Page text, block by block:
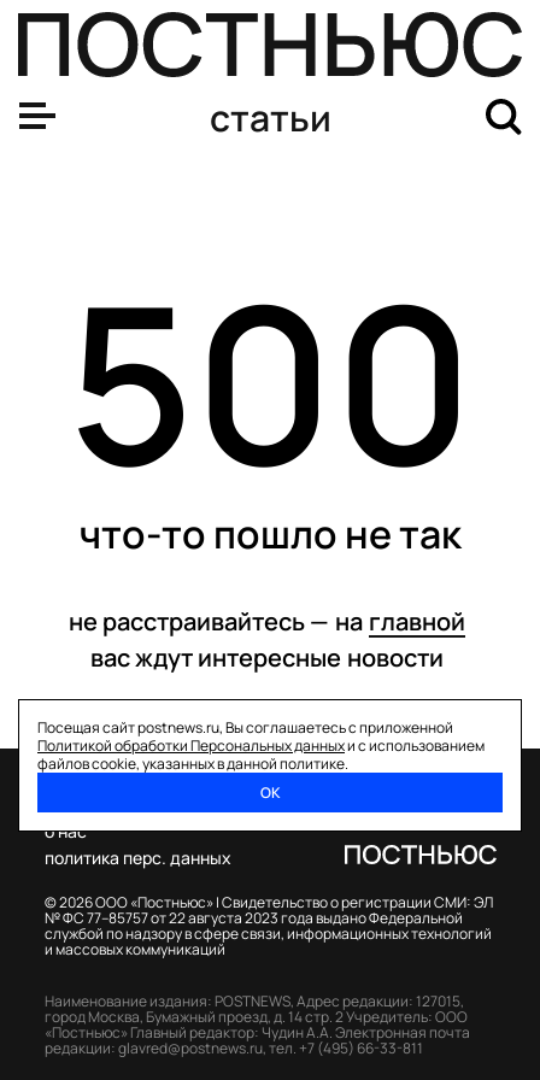
статьи
500
что-то пошло не так
не расстраивайтесь — на главной
вас ждут интересные новости
Посещая сайт postnews.ru, Вы соглашаетесь с приложенной
Политикой обработки Персональных данныхи с использованием
файлов cookie, указанных в данной политике.
ОК
© 2026 ООО «Постньюс» |Свидетельство о регистрации СМИ: ЭЛ
№ ФС 77–85757 от 22 августа 2023 года выдано Федеральной
службой по надзору в сфере связи, информационных технологий
и массовых коммуникаций
о нас
политика перс. данных
Наименование издания: POSTNEWS,Адрес редакции: 127015,
город Москва, Бумажный проезд, д. 14 стр. 2Учредитель: ООО
«Постньюс» Главный редактор: Чудин А.А.Электронная почта
редакции:glavred@postnews.ru,тел. +7 (495) 66-33-811